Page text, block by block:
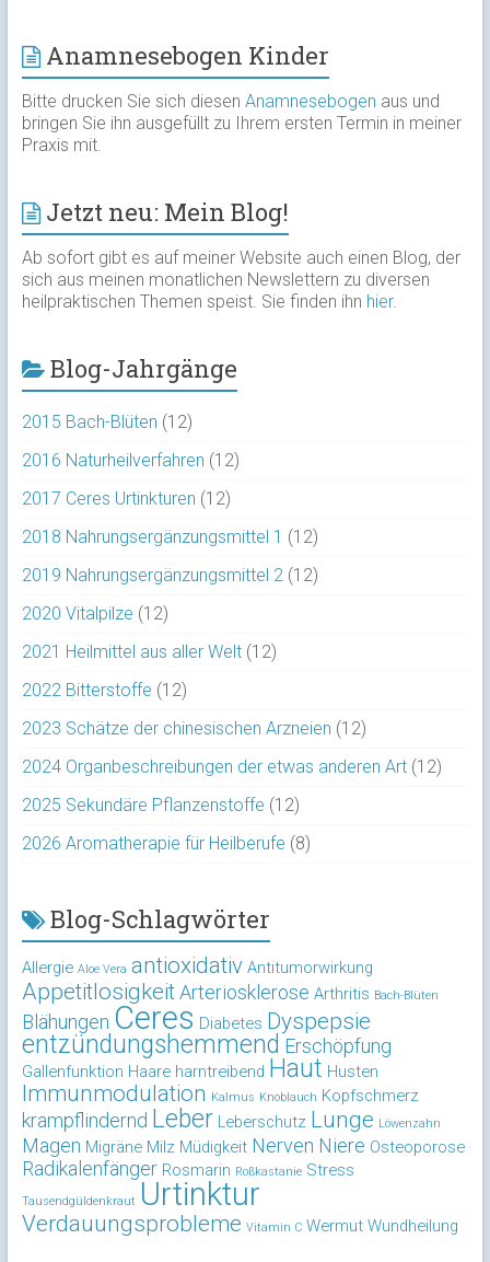
Anamnesebogen Kinder
Bitte drucken Sie sich diesen Anamnesebogen aus und
bringen Sie ihn ausgefüllt zu Ihrem ersten Termin in meiner
Praxis mit.
Jetzt neu: Mein Blog!
Ab sofort gibt es auf meiner Website auch einen Blog, der
sich aus meinen monatlichen Newslettern zu diversen
heilpraktischen Themen speist. Sie finden ihn hier.
Blog-Jahrgänge
2015 Bach-Blüten (12)
2016 Naturheilverfahren (12)
2017 Ceres Urtinkturen (12)
2018 Nahrungsergänzungsmittel 1 (12)
2019 Nahrungsergänzungsmittel 2 (12)
2020 Vitalpilze (12)
2021 Heilmittel aus aller Welt(12)
2022 Bitterstoffe (12)
2023 Schätze der chinesischen Arzneien (12)
2024 Organbeschreibungen der etwas anderen Art(12)
2025 Sekundäre Pflanzenstoffe (12)
2026 Aromatherapie für Heilberufe (8)
Blog-Schlagwörter
Allergie Aloe Vera antioxidativ Antitumorwirkung
Appetitlosigkeit Arteriosklerose Arthritis Bach-Blüten
Blähungen Ceres Diabetes Dyspepsie
entzündungshemmend Erschöpfung
Gallenfunktion Haare harntreibend Haut Husten
Immunmodulation Kalmus Knoblauch Kopfschmerz
krampflindernd Leber Leberschutz Lunge Löwenzahn
Magen Migräne Milz Müdigkeit Nerven Niere Osteoporose
Radikalenfänger Rosmarin Roßkastanie Stress
Tausendgüldenkraut Urtinktur
Verdauungsprobleme Vitamin C Wermut Wundheilung